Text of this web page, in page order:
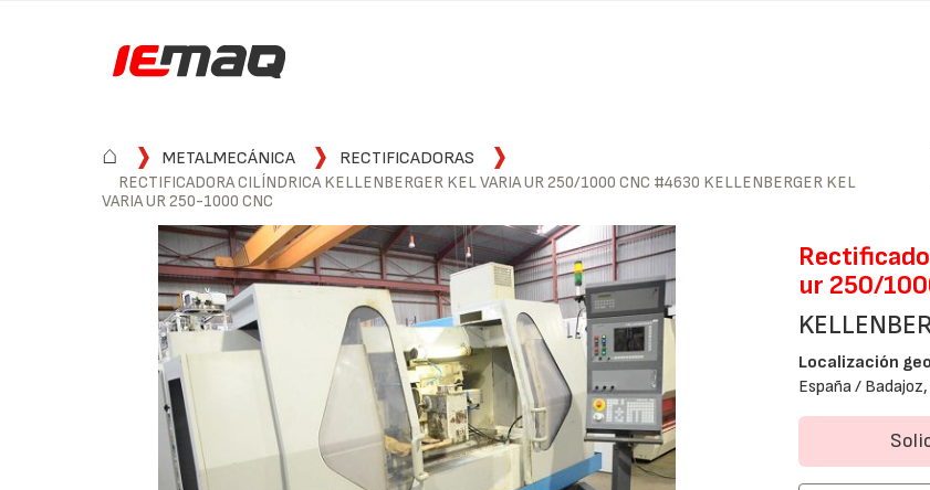
⌂ METALMECÁNICA
RECTIFICADORAS
RECTIFICADORA CILÍNDRICA KELLENBERGER KEL VARIA UR 250/1000 CNC #4630 KELLENBERGER KEL
VARIA UR 250-1000 CNC
ur 250/
Localización
España / Badajoz,